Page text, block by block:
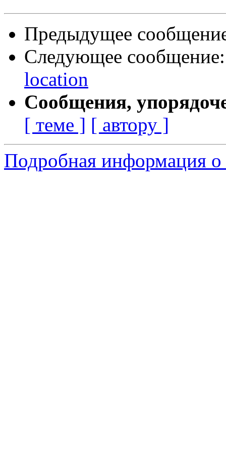
Предыдущее
Следующее
location
Сообщения,
[ теме ] [ автору ]
Подробная информация